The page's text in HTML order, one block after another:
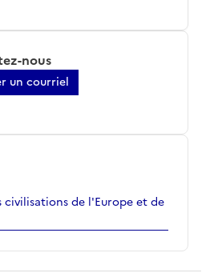
nous
un courriel
civilisations de l'Europe et de